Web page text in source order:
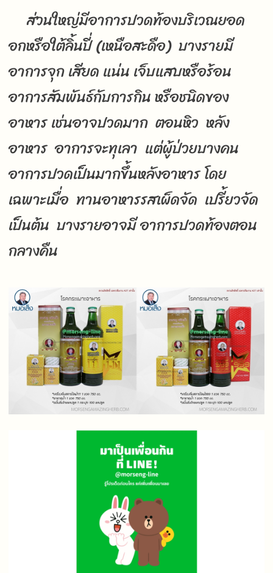
ส่วนใหญ่มีอาการปวดท้องบริเวณยอด
อกหรือใต้ลิ้นปี่ (เหนือสะดือ) บางรายมี
อาการจุก เสียด แน่น เจ็บแสบหรือร้อน
อาการสัมพันธ์กับการกิน หรือชนิดของ
อาหาร เช่นอาจปวดมาก ตอนหิว หลัง
อาหาร อาการจะทุเลา แต่ผู้ป่วยบางคน
อาการปวดเป็นมากขึ้นหลังอาหาร โดย
เฉพาะเมื่อ ทานอาหารรสเผ็ดจัด เปรี้ยวจัด
เป็นต้น บางรายอาจมี อาการปวดท้องตอน
กลางคืน